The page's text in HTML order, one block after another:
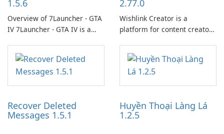
1.5.6
Overview of 7Launcher - GTA
IV 7Launcher - GTA IV is a
application designed to
optimize the gaming
experience for Grand Theft
Auto IV.
2.77.0
Wishlink Creator is a
platform for content creators
work through built-in brand
partnerships and integrated
tools for content distribution
and audience engagement.
Recover Deleted
Messages 1.5.1
Huyền Thoại Làng Lá
1.2.5